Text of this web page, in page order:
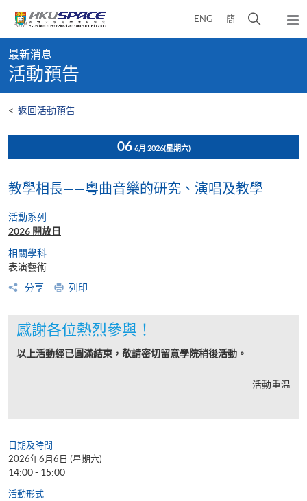
content
ENG 簡
開
彈
出
content
start
最新消息
活動預告
< 返回活動預告
06 6月 2026(星期六)
教學相長——粵曲音樂的研究、演唱及教學
活動系列
2026 開放日
相關學科
表演藝術
分享
列印
感謝各位熱烈參與！
以上活動經已圓滿結束，敬請密切留意學院稍後活動。
活動重温
日期及時間
2026年6月6日 (星期六)
14:00 - 15:00
活動形式